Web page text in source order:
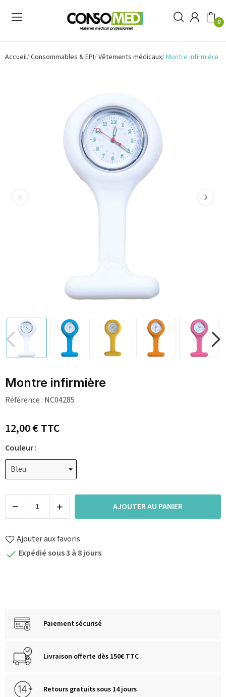
0
Accueil Consommables & EPI Vêtements médicaux Montre infirmière
Montre infirmière
Référence : NC04285
12,00 €TTC
Couleur :
AJOUTER AU PANIER
Ajouter aux favoris
 Expédié sous 3 à 8 jours
Paiement sécurisé
Livraison offerte dès 150€ TTC
Retours gratuits sous 14 jours